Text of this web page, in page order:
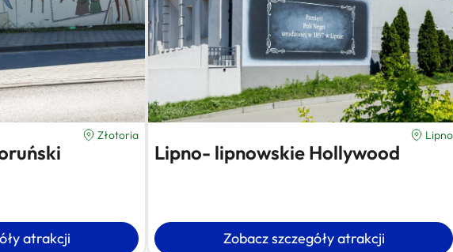
Złotoria
atrakcji
Lipno
Lipno- lipnowskie Hollywood
Zobacz szczegóły atrakcji